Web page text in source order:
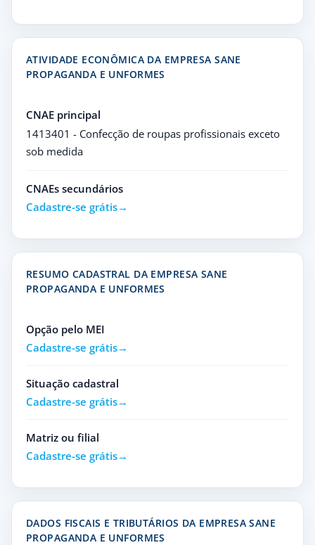
ATIVIDADE ECONÔMICA DA EMPRESA SANE
PROPAGANDA E UNFORMES
CNAE principal
1413401 - Confecção de roupas profissionais exceto
sob medida
CNAEs secundários
Cadastre-se grátis
RESUMO CADASTRAL DA EMPRESA SANE
PROPAGANDA E UNFORMES
Opção pelo MEI
Cadastre-se grátis
Situação cadastral
Cadastre-se grátis
Matriz ou filial
Cadastre-se grátis
DADOS FISCAIS E TRIBUTÁRIOS DA EMPRESA SANE
PROPAGANDA E UNFORMES